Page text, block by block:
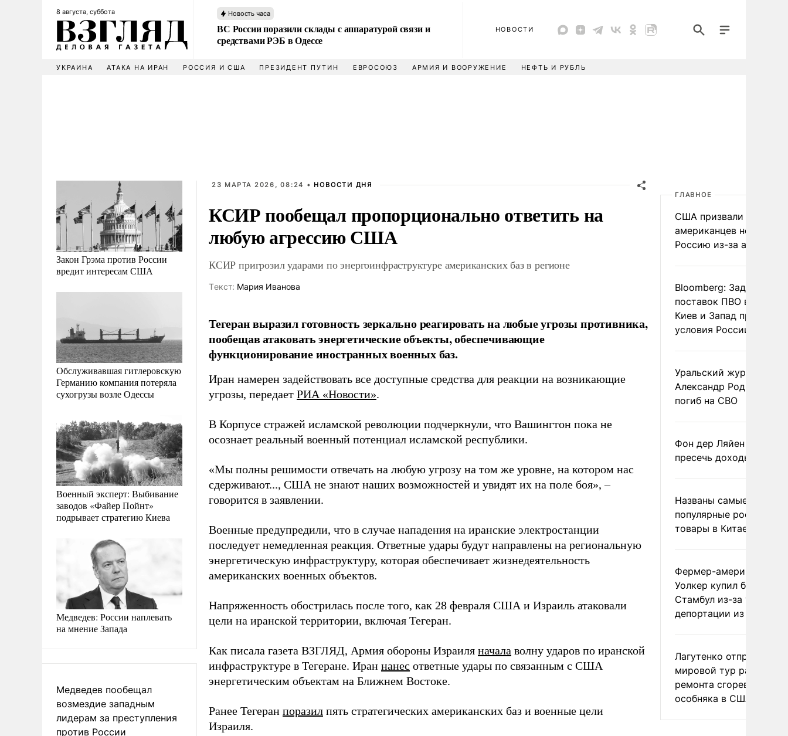
8 августа, суббота Новость часа
ВС России поразили склады с аппаратурой связи и
средствами РЭБ в Одессе
НОВОСТИ
УКРАИНА АТАКА НА ИРАН РОССИЯ И США ПРЕЗИДЕНТ ПУТИН ЕВРОСОЮЗ АРМИЯ И ВООРУЖЕНИЕ НЕФТЬ И РУБЛЬ
Закон Грэма против России
вредит интересам США
Обслуживавшая гитлеровскую
Германию компания потеряла
сухогрузы возле Одессы
Военный эксперт: Выбивание
заводов «Файер Пойнт»
подрывает стратегию Киева
Медведев: России наплевать
на мнение Запада
Медведев пообещал
возмездие западным
лидерам за преступления
против России
23 МАРТА 2026, 08:24 • НОВОСТИ ДНЯ
КСИР пообещал пропорционально ответить на
любую агрессию США
КСИР пригрозил ударами по энергоинфраструктуре американских баз в регионе
Tекст: Мария Иванова
Тегеран выразил готовность зеркально реагировать на любые угрозы противника,
пообещав атаковать энергетические объекты, обеспечивающие
функционирование иностранных военных баз.
Иран намерен задействовать все доступные средства для реакции на возникающие
угрозы, передает РИА «Новости».
В Корпусе стражей исламской революции подчеркнули, что Вашингтон пока не
осознает реальный военный потенциал исламской республики.
«Мы полны решимости отвечать на любую угрозу на том же уровне, на котором нас
сдерживают..., США не знают наших возможностей и увидят их на поле боя», –
говорится в заявлении.
Военные предупредили, что в случае нападения на иранские электростанции
последует немедленная реакция. Ответные удары будут направлены на региональную
энергетическую инфраструктуру, которая обеспечивает жизнедеятельность
американских военных объектов.
Напряженность обострилась после того, как 28 февраля США и Израиль атаковали
цели на иранской территории, включая Тегеран.
Как писала газета ВЗГЛЯД, Армия обороны Израиля начала волну ударов по иранской
инфраструктуре в Тегеране. Иран нанес ответные удары по связанным с США
энергетическим объектам на Ближнем Востоке.
Ранее Тегеран поразил пять стратегических американских баз и военные цели
Израиля.
ГЛАВНОЕ
США призвали
американцев не
Россию из-за атак ВСУ
Bloomberg: Задержка
поставок ПВО вынудит
Киев и Запад принять
условия России
Уральский журналист
Александр Родионов
погиб на СВО
Фон дер Ляйен
пресечь доходы России
Названы самые
популярные российские
товары в Китае
Фермер-американец
Уолкер купил билет в
Стамбул из-за угрозы
депортации из России
Лагутенко отправился в
мировой тур ради
ремонта сгоревшего
особняка в США